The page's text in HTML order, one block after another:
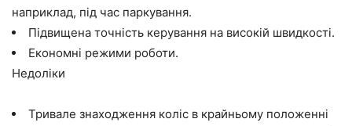
наприклад, під час паркування.
Підвищена точність керування на високій швидкості.
Економні режими роботи.
Недоліки
Тривале знаходження коліс в крайньому положенні